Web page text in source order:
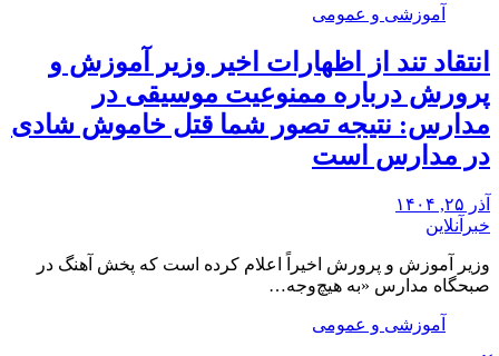
آموزشی و عمومی
انتقاد تند از اظهارات اخیر وزیر آموزش و
پرورش درباره ممنوعیت موسیقی در
مدارس: نتیجه تصور شما قتل خاموش شادی
در مدارس است
آذر ۲۵, ۱۴۰۴
خبرآنلاین
وزیر آموزش و پرورش اخیراً اعلام کرده است که پخش آهنگ در
صبحگاه مدارس «به هیچ‌وجه…
آموزشی و عمومی